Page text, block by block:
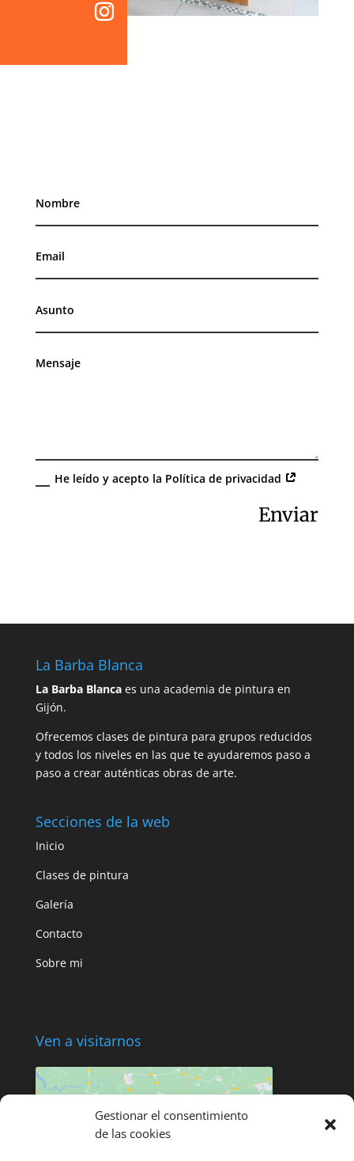
Gestionar el consentimiento
de las cookies
He leído y acepto la Política de privacidad
Enviar
La Barba Blanca
La Barba Blancaes una academia de pintura en
Gijón.
Ofrecemos clases de pintura para grupos reducidos
y todos los niveles en las que te ayudaremos paso a
paso a crear auténticas obras de arte.
Secciones de la web
Inicio
Clases de pintura
Galería
Contacto
Sobre mi
Ven a visitarnos
Haz clic para aceptar cookies de